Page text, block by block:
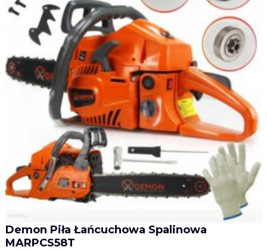
Demon Piła Łańcuchowa Spalinowa
MARPCS58T